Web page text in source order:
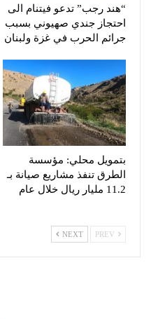
“هند رجب” تدعو فيتنام الى
احتجاز جندي صهيوني بسبب
جرائم الحرب في غزة ولبنان
بتمويل محلي: مؤسسة
الطرق تنفذ مشاريع صيانة بـ
11.2 مليار ريال خلال عام
NEXT